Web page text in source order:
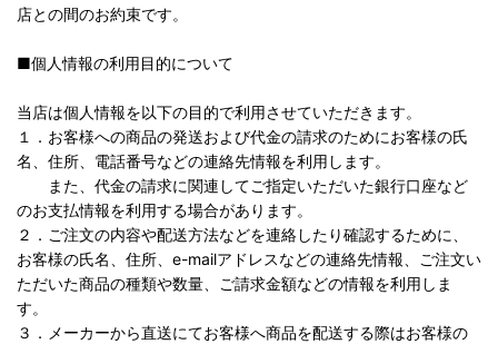
店との間のお約束です。
■個人情報の利用目的について
当店は個人情報を以下の目的で利用させていただきます。
１．お客様への商品の発送および代金の請求のためにお客様の氏
名、住所、電話番号などの連絡先情報を利用します。
また、代金の請求に関連してご指定いただいた銀行口座など
のお支払情報を利用する場合があります。
２．ご注文の内容や配送方法などを連絡したり確認するために、
お客様の氏名、住所、e-mailアドレスなどの連絡先情報、ご注文い
ただいた商品の種類や数量、ご請求金額などの情報を利用しま
す。
３．メーカーから直送にてお客様へ商品を配送する際はお客様の